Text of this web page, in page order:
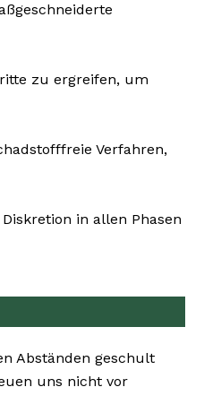
zu ergreifen, um
Verfahren,
in allen Phasen
Abständen geschult
uns nicht vor